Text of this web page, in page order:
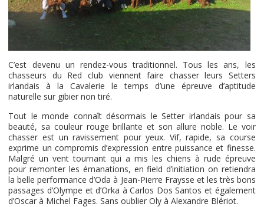
C’est devenu un rendez-vous traditionnel. Tous les ans, les
chasseurs du Red club viennent faire chasser leurs Setters
irlandais à la Cavalerie le temps d’une épreuve d’aptitude
naturelle sur gibier non tiré.
Tout le monde connaît désormais le Setter irlandais pour sa
beauté, sa couleur rouge brillante et son allure noble. Le voir
chasser est un ravissement pour yeux. Vif, rapide, sa course
exprime un compromis d’expression entre puissance et finesse.
Malgré un vent tournant qui a mis les chiens à rude épreuve
pour remonter les émanations, en field d’initiation on retiendra
la belle performance d’Oda à Jean-Pierre Fraysse et les très bons
passages d’Olympe et d’Orka à Carlos Dos Santos et également
d’Oscar à Michel Fages. Sans oublier Oly à Alexandre Blériot.